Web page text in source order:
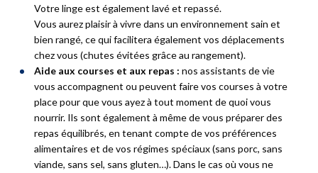
Votre linge est également lavé et repassé.
Vous aurez plaisir à vivre dans un environnement sain et
bien rangé, ce qui facilitera également vos déplacements
chez vous (chutes évitées grâce au rangement).
Aide aux courses et aux repas : nos assistants de vie
vous accompagnent ou peuvent faire vos courses à votre
place pour que vous ayez à tout moment de quoi vous
nourrir. Ils sont également à même de vous préparer des
repas équilibrés, en tenant compte de vos préférences
alimentaires et de vos régimes spéciaux (sans porc, sans
viande, sans sel, sans gluten…). Dans le cas où vous ne